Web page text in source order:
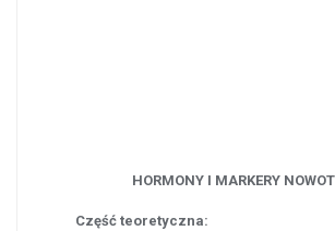
HORMONY I MARKERY
Część teoretyczna: